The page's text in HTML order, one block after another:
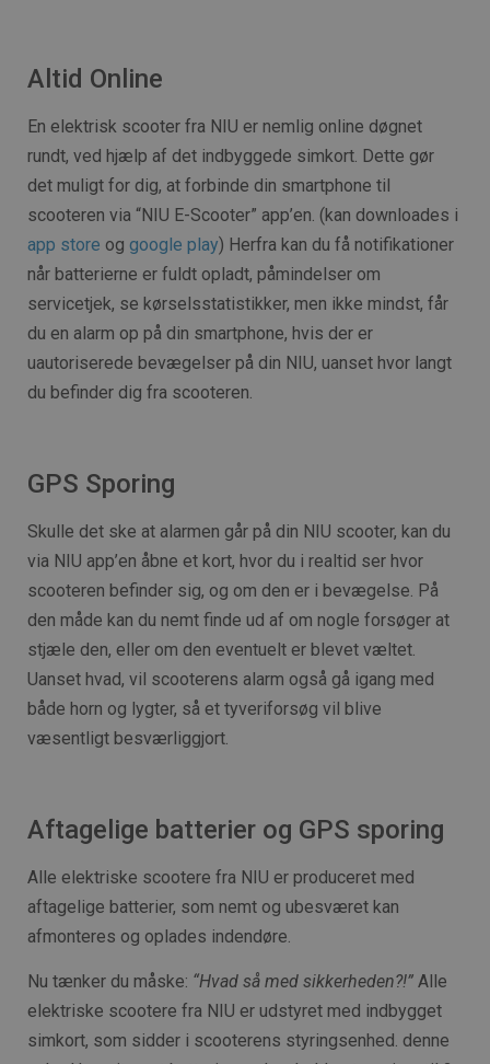
Altid Online
En elektrisk scooter fra NIU er nemlig online døgnet
rundt, ved hjælp af det indbyggede simkort. Dette gør
det muligt for dig, at forbinde din smartphone til
scooteren via “NIU E-Scooter” app’en. (kan downloades i
app store og google play) Herfra kan du få notifikationer
når batterierne er fuldt opladt, påmindelser om
servicetjek, se kørselsstatistikker, men ikke mindst, får
du en alarm op på din smartphone, hvis der er
uautoriserede bevægelser på din NIU, uanset hvor langt
du befinder dig fra scooteren.
GPS Sporing
Skulle det ske at alarmen går på din NIU scooter, kan du
via NIU app’en åbne et kort, hvor du i realtid ser hvor
scooteren befinder sig, og om den er i bevægelse. På
den måde kan du nemt finde ud af om nogle forsøger at
stjæle den, eller om den eventuelt er blevet væltet.
Uanset hvad, vil scooterens alarm også gå igang med
både horn og lygter, så et tyveriforsøg vil blive
væsentligt besværliggjort.
Aftagelige batterier og GPS sporing
Alle elektriske scootere fra NIU er produceret med
aftagelige batterier, som nemt og ubesværet kan
afmonteres og oplades indendøre.
Nu tænker du måske: “Hvad så med sikkerheden?!” Alle
elektriske scootere fra NIU er udstyret med indbygget
simkort, som sidder i scooterens styringsenhed. denne